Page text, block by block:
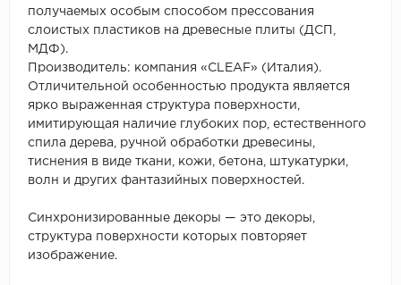
получаемых особым способом прессования
слоистых пластиков на древесные плиты (ДСП,
МДФ).
Производитель: компания «CLEAF» (Италия).
Отличительной особенностью продукта является
ярко выраженная структура поверхности,
имитирующая наличие глубоких пор, естественного
спила дерева, ручной обработки древесины,
тиснения в виде ткани, кожи, бетона, штукатурки,
волн и других фантазийных поверхностей.
Синхронизированные декоры — это декоры,
структура поверхности которых повторяет
изображение.